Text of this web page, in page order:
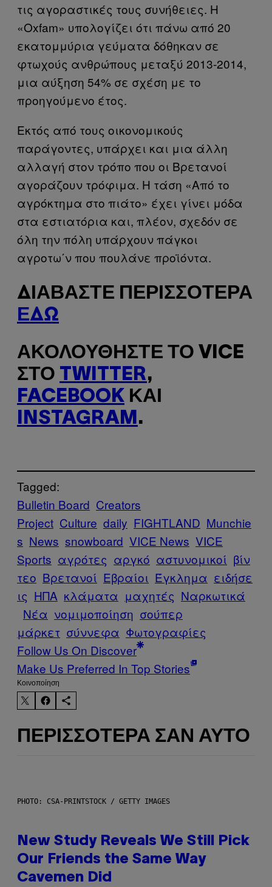
τις αγοραστικές τους συνήθειες. Η
«Oxfam» υπολογίζει ότι πάνω από 20
εκατομμύρια γεύματα δόθηκαν σε
φτωχούς ανθρώπους μεταξύ 2013-2014,
μια αύξηση 54% σε σχέση με το
προηγούμενο έτος.
Εκτός από τους οικονομικούς
παράγοντες, υπάρχει και μια άλλη
αλλαγή στον τρόπο που οι Βρετανοί
αγοράζουν τρόφιμα. Η τάση «Από το
αγρόκτημα στο πιάτο» έχει γίνει μόδα
στα εστιατόρια και, πλέον, σχεδόν σε
όλη την πόλη υπάρχουν πάγκοι
αγροτω΄ν που πουλάνε προϊόντα.
ΔΙΑΒΆΣΤΕ ΠΕΡΙΣΣΌΤΕΡΑ
ΕΔΏ
ΑΚΟΛΟΥΘΉΣΤΕ ΤΟ VICE
ΣΤΟ TWITTER,
FACEBOOK ΚΑΙ
INSTAGRAM .
Tagged:
Bulletin Board Creators
Project Culture daily FIGHTLAND Munchie
s News snowboard VICE News VICE
Sports αγρότες αργκό αστυνομικοί βίν
τεο Βρετανοί Εβραίοι Έγκλημα ειδήσε
ις ΗΠΑ κλάματα μαχητές Ναρκωτικά
Νέα νομιμοποίηση σούπερ
μάρκετ σύννεφα Φωτογραφίες
Follow Us On Discover
Make Us Preferred In Top Stories
Kοινοποίηση
ΠΕΡΙΣΣΌΤΕΡΑ ΣΑΝ ΑΥΤΌ
PHOTO: CSA-PRINTSTOCK / GETTY IMAGES
New Study Reveals We Still Pick
Our Friends the Same Way
Cavemen Did